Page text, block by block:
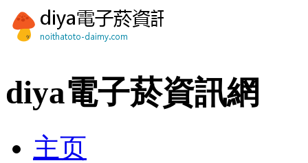
diya電子菸資訊網
主页